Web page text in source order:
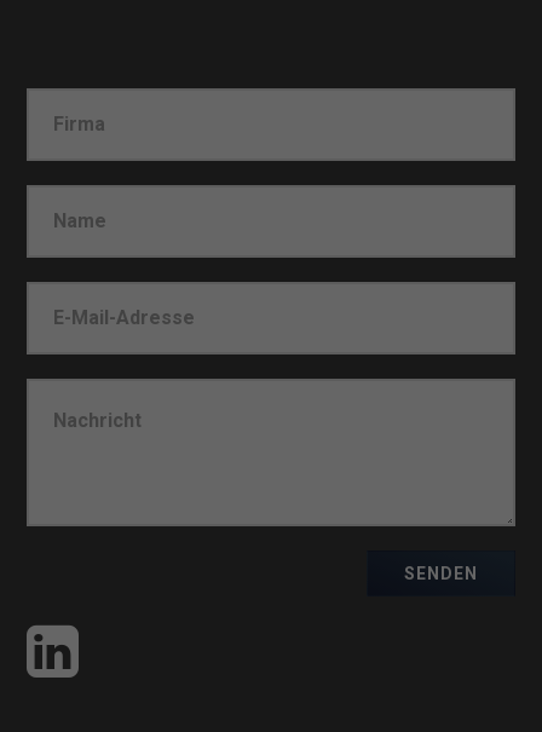
SENDEN